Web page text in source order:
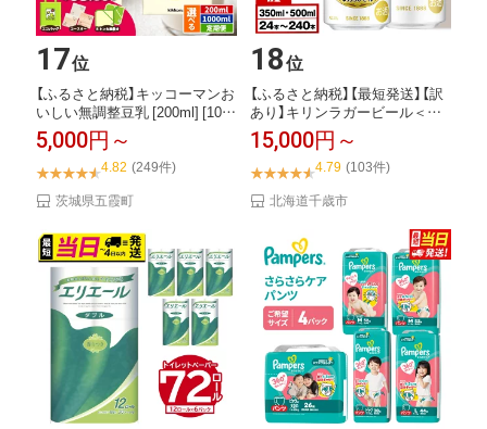
17位
【ふるさと納税】キッコーマンお
いしい無調整豆乳 [200ml] [100
0...
5,000円～
4.82 (249件)
茨城県五霞町
18位
【ふるさと納税】【最短発送】【訳
あり】キリンラガービール＜北
海道千歳工場産...
15,000円～
4.79 (103件)
北海道千歳市